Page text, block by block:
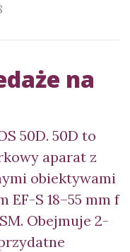
na
50D. 50D to
aparat z
obiektywami
S 18–55 mm f
Obejmuje 2-